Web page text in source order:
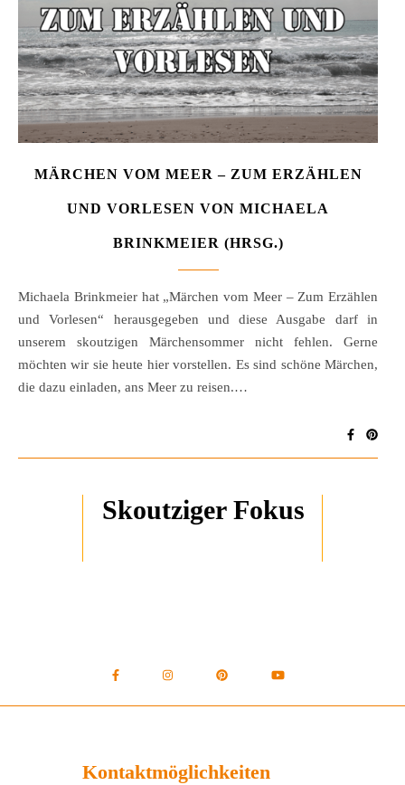
MÄRCHEN VOM MEER – ZUM ERZÄHLEN
UND VORLESEN VON MICHAELA
BRINKMEIER (HRSG.)
Michaela Brinkmeier hat „Märchen vom Meer – Zum Erzählen
und Vorlesen“ herausgegeben und diese Ausgabe darf in
unserem skoutzigen Märchensommer nicht fehlen. Gerne
möchten wir sie heute hier vorstellen. Es sind schöne Märchen,
die dazu einladen, ans Meer zu reisen.…
Skoutziger Fokus
Kontaktmöglichkeiten